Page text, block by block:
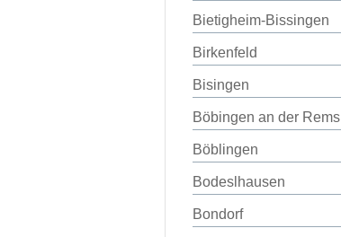
Bietigheim-Bissingen
Birkenfeld
Bisingen
Böbingen an der Rems
Böblingen
Bodeslhausen
Bondorf